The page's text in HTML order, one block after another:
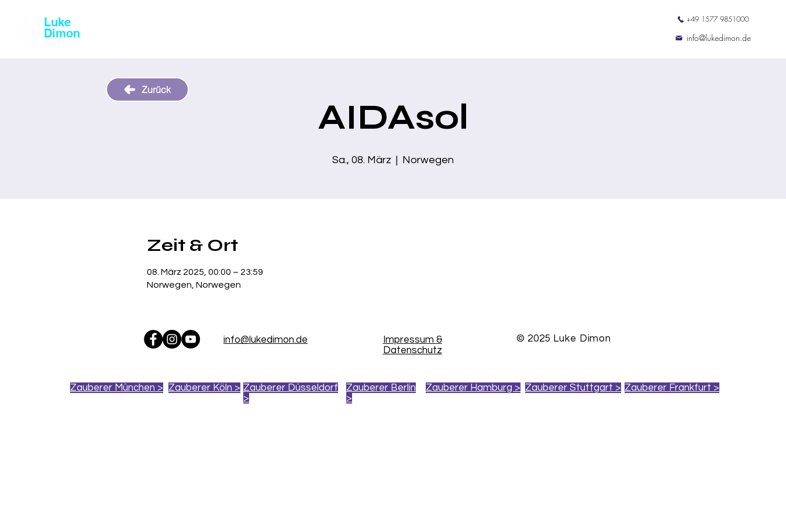
Luke
Dimon
+49 1577 9851000
info@lukedimon.de
AIDAsol
Sa., 08. März
  |
Norwegen
Zeit & Ort
08. März 2025, 00:00 – 23:59
Norwegen, Norwegen
Zurück
info@lukedimon.de
Zauberer München > Zauberer Köln > Zauberer Düsseldorf
>
Impressum &
Datenschutz
© 2025 Luke Dimon
Zauberer Berlin
>
Zauberer Hamburg > Zauberer Stuttgart > Zauberer Frankfurt >